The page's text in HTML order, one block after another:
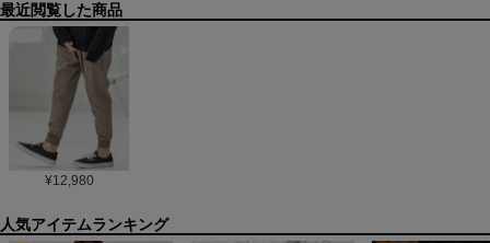
最近閲覧した商品
¥12,980